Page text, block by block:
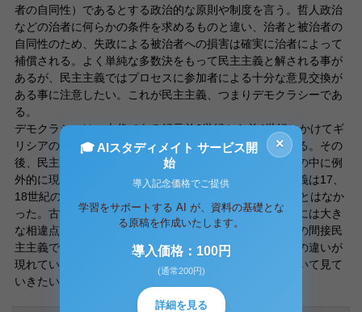
者の自同性）であるとする政治的な原則や制度を言う。哲人政治
などの治者に何らかの条件を求めるものと違い、治者と被治者の
自同性のため、失政による被治者への損害は確実に治者によって
補償される。よく単純な多数決をもって民主主義と解される事が
あるが、民主主義ではプロセスに参加者による十分な意見交換が
ある事に注意したい。これが民主主義、つまりデモクラシーであ
る。
デモクラシーは、古代である紀元前6世紀から前4世紀にかけてギ
リシアの多くのポリスに登場した政治において現れている。その
後、民主主義の理念や実践は諸種の小規模な都市や集団の中に例
外的に現れることはあったが、政治体制としての民主主義は17、
18世紀の近代市民革命に至るまで歴史上に姿を見せることはなか
った。古代ギリシアの民主主義と近代西欧型の民主主義には大き
な相違点がある。すなわち、前者の直接民主主義と後者の間接民
主主義である。ここには、古代と近代の政治哲学の発想の違いが
現れている。それでは、古代と近代のデモクラシーについて見て
いきたいと思う。
×
🎓 AIスタディメイト サービス開
始
導入記念価格でご提供
学習をサポートする AI が、資料の基礎とな
る原稿を作成いたします。
導入価格：100円
(通常200円)
詳細を見る